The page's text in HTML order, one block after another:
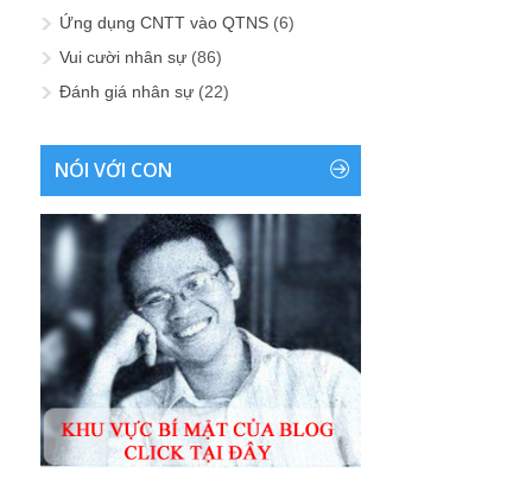
Ứng dụng CNTT vào QTNS (6)
Vui cười nhân sự (86)
Đánh giá nhân sự (22)
NÓI VỚI CON